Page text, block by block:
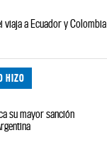
viaja a Ecuador y Colombia
HIZO
su mayor sanción